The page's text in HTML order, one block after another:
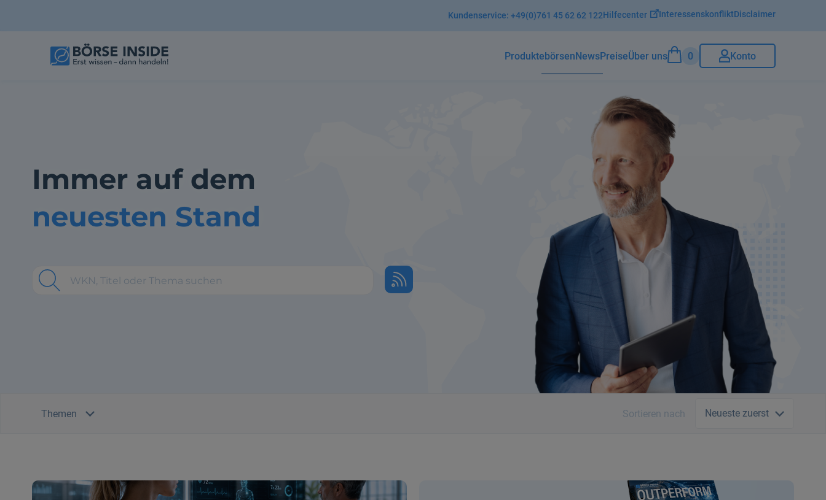
Kundenservice:+49(0)761 45 62 62 122Hilfecenter InteressenskonfliktDisclaimer
ProduktebörsenNewsPreiseÜber uns 0 Konto
Immer auf dem
neuesten Stand
Themen Sortieren Neueste zuerst